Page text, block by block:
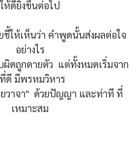
ให้ดียิ่งขึ้นต่อไป
ชี้ให้เห็นว่า คำพูดนั้นส่งผลต่อใจ
อย่างไร
ดถูกตายตัว แต่ทั้งหมดเริ่มจาก
ดี มีพรหมวิหาร
ยวาจา" ด้วยปัญญา และท่าที ที่
เหมาะสม